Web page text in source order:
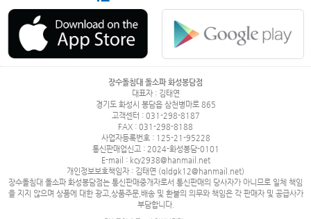
장수돌침대 돌소파 화성봉담점
대표자 : 김태연
경기도 화성시 봉담읍 삼천병마로 865
고객센터 : 031-298-8187
FAX : 031-298-8188
사업자등록번호 : 125-21-95228
통신판매업신고 : 2024-화성봉담-0101
E-mail : kcy2938@hanmail.net
개인정보보호책임자 : 김태연 (qldgk12@hanmail.net)
장수돌침대 돌소파 화성봉담점는 통신판매중개자로서 통신판매의 당사자가 아니므로 일체 책임
을 지지 않으며 상품에 대한 광고,상품주문,배송 및 환불의 의무와 책임은 각 판매자 및 공급사가
부담합니다.